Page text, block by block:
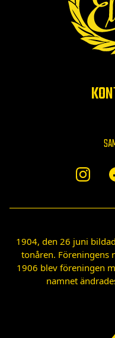
1904, den 26 juni
tonåren. Föreningens
1906 blev föreningen
namnet